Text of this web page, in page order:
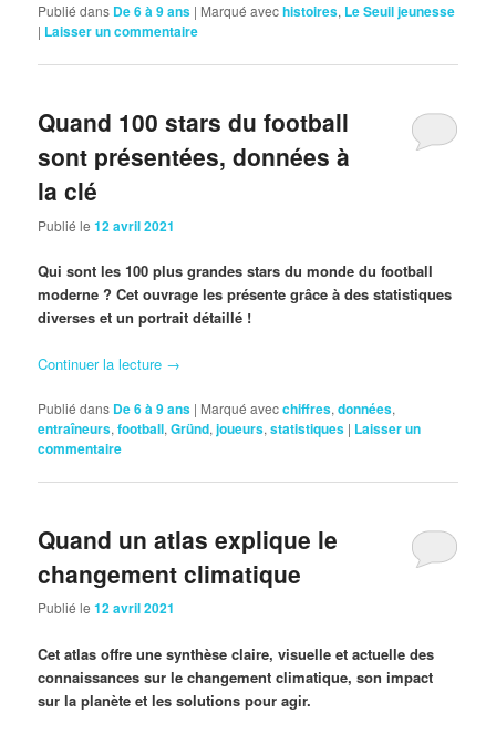
Publié dans De 6 à 9 ans | Marqué avechistoires, Le Seuil jeunesse
| Laisser un commentaire
Quand 100 stars du football
sont présentées, données à
la clé
Publié le12 avril 2021
Qui sont les 100 plus grandes stars du monde du football
moderne ? Cet ouvrage les présente grâce à des statistiques
diverses et un portrait détaillé !
Continuer la lecture →
Publié dans De 6 à 9 ans | Marqué avecchiffres,données,
entraîneurs,football,Gründ,joueurs,statistiques | Laisser un
commentaire
Quand un atlas explique le
changement climatique
Publié le12 avril 2021
Cet atlas offre une synthèse claire, visuelle et actuelle des
connaissances sur le changement climatique, son impact
sur la planète et les solutions pour agir.